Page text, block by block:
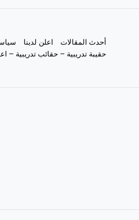
أحدث المقالات اعلن لدينا
حقيبة تدريبية – حقائب تدريبية –